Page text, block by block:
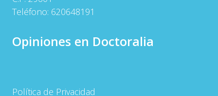
Teléfono: 620648191
Opiniones en Doctoralia
Política de Privacidad